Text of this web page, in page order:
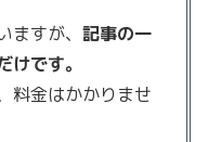
すが、 記事の一
です。
料金はかかりませ